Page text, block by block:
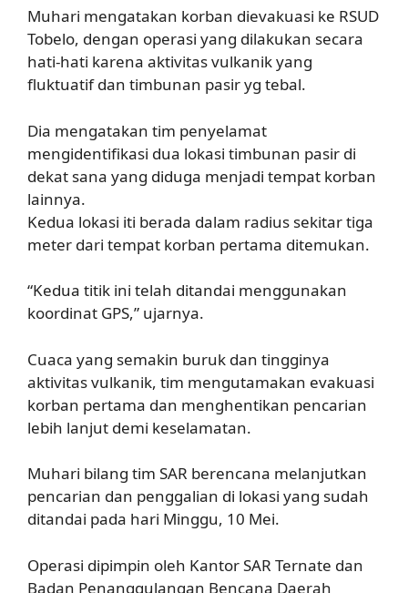
Muhari mengatakan korban dievakuasi ke RSUD
Tobelo, dengan operasi yang dilakukan secara
hati-hati karena aktivitas vulkanik yang
fluktuatif dan timbunan pasir yg tebal.
Dia mengatakan tim penyelamat
mengidentifikasi dua lokasi timbunan pasir di
dekat sana yang diduga menjadi tempat korban
lainnya.
Kedua lokasi iti berada dalam radius sekitar tiga
meter dari tempat korban pertama ditemukan.
“Kedua titik ini telah ditandai menggunakan
koordinat GPS,” ujarnya.
Cuaca yang semakin buruk dan tingginya
aktivitas vulkanik, tim mengutamakan evakuasi
korban pertama dan menghentikan pencarian
lebih lanjut demi keselamatan.
Muhari bilang tim SAR berencana melanjutkan
pencarian dan penggalian di lokasi yang sudah
ditandai pada hari Minggu, 10 Mei.
Operasi dipimpin oleh Kantor SAR Ternate dan
Badan Penanggulangan Bencana Daerah